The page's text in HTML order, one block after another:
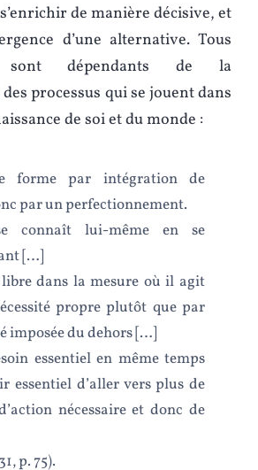
de manière décisive, et
d’une alternative. Tous
dépendants de la
processus qui se jouent dans
de soi et du monde :
forme par intégration de
par un perfectionnement.
connaît lui-même en se
[…]
dans la mesure où il agit
propre plutôt que par
imposée du dehors […]
essentiel en même temps
essentiel d’aller vers plus de
nécessaire et donc de
p. 75).